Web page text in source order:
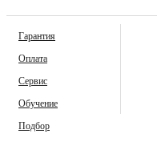
Гарантия
Оплата
Сервис
Обучение
Подбор